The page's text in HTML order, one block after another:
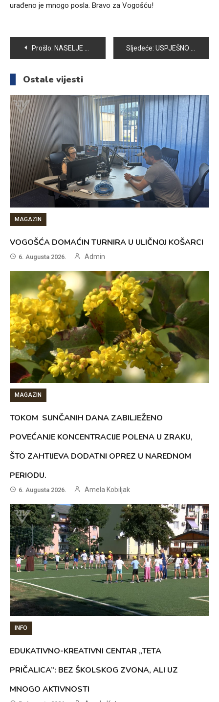
urađeno je mnogo posla. Bravo za Vogošću!
Navigacija
članaka
Prošlo: NASELJE HOTONJ: U NOVI KANALIZACIONI SISTEM PRIKLJUČENO 25 DOMAĆINSTAVA Sljedeće: USPJEŠNO ZAVRŠENA AKCIJA “ČISTA I LIJEPA VOGOŠĆA”
Ostale vijesti
MAGAZIN
VOGOŠĆA DOMAĆIN TURNIRA U ULIČNOJ KOŠARCI
6. Augusta 2026. Admin
MAGAZIN
TOKOM SUNČANIH DANA ZABILJEŽENO
POVEĆANJE KONCENTRACIJE POLENA U ZRAKU,
ŠTO ZAHTIJEVA DODATNI OPREZ U NAREDNOM
PERIODU.
6. Augusta 2026. Amela Kobiljak
INFO
EDUKATIVNO-KREATIVNI CENTAR „TETA
PRIČALICA”: BEZ ŠKOLSKOG ZVONA, ALI UZ
MNOGO AKTIVNOSTI